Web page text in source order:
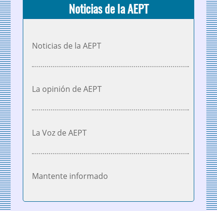
Noticias de la AEPT
Noticias de la AEPT
La opinión de AEPT
La Voz de AEPT
Mantente informado